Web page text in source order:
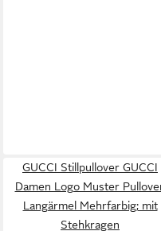
GUCCI Stillpullover GUCCI
Damen Logo Muster
Langärmel Mehrfarbig; mit
Stehkragen